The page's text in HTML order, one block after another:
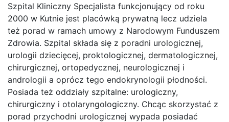
Szpital Kliniczny Specjalista funkcjonujący od roku
2000 w Kutnie jest placówką prywatną lecz udziela
też porad w ramach umowy z Narodowym Funduszem
Zdrowia. Szpital składa się z poradni urologicznej,
urologii dziecięcej, proktologicznej, dermatologicznej,
chirurgicznej, ortopedycznej, neurologicznej i
andrologii a oprócz tego endokrynologii płodności.
Posiada też oddziały szpitalne: urologiczny,
chirurgiczny i otolaryngologiczny. Chcąc skorzystać z
porad przychodni urologicznej wypada posiadać